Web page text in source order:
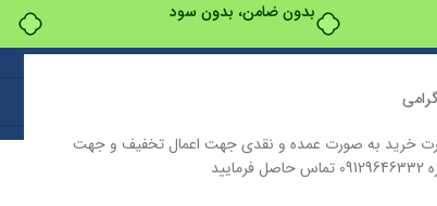
خرید به صورت عمده و نقدی جهت اعمال تخفیف و جهت
بدون ضامن، بدون سود
درباره ما تماس با ما